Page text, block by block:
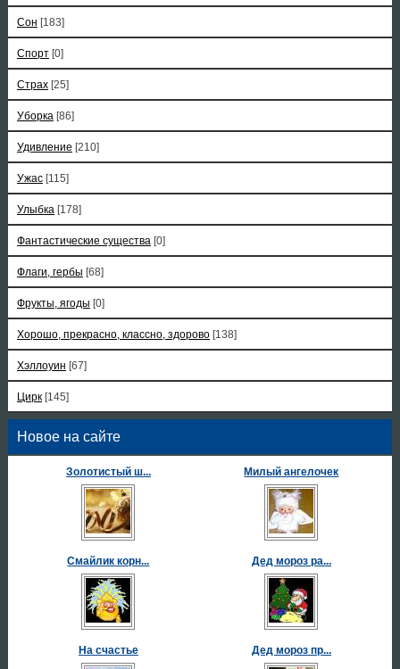
Сон [183]
Спорт [0]
Страх [25]
Уборка [86]
Удивление [210]
Ужас [115]
Улыбка [178]
Фантастические существа [0]
Флаги, гербы [68]
Фрукты, ягоды [0]
Хорошо, прекрасно, классно, здорово [138]
Хэллоуин [67]
Цирк [145]
Новое на сайте
Золотистый ш... Милый ангелочек
Смайлик корн... Дед мороз ра...
На счастье Дед мороз пр...